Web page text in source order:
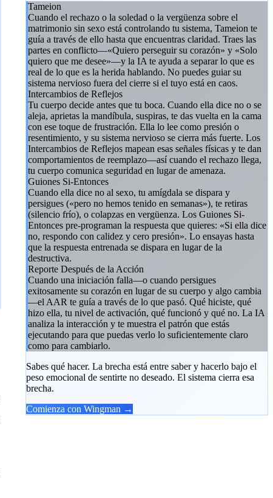
Tameion
Cuando el rechazo o la soledad o la vergüenza sobre el
matrimonio sin sexo está controlando tu sistema, Tameion te
guía a través de ello hasta que encuentras claridad. Traes las
partes en conflicto—«Quiero perseguir su corazón» y «Solo
quiero que me desee»—y la IA te ayuda a separar lo que es
real de lo que es la herida hablando. No puedes guiar su
sistema nervioso fuera del cierre si el tuyo está en caos.
Intercambios de Reflejos
Tu cuerpo decide antes que tu boca. Cuando ella dice no o se
aleja, aprietas la mandíbula, suspiras, te das vuelta en la cama
con ese toque de frustración. Ella lo lee como presión o
resentimiento, y su sistema nervioso se cierra más fuerte. Los
Intercambios de Reflejos mapean esas señales físicas y te dan
comportamientos de reemplazo—así cuando el rechazo llega,
tu cuerpo comunica seguridad en lugar de amenaza.
Guiones Si-Entonces
Cuando ella dice no al sexo, tu amígdala se dispara y
persigues («pero no hemos tenido en semanas»), te retiras
(silencio frío), o colapzas en vergüenza. Los Guiones Si-
Entonces pre-programan la respuesta que quieres: «Si ella dice
no, respondo con calidez y cero presión». Lo ensayas hasta
que la respuesta entrenada se dispara en lugar de la
destructiva.
Reporte Después de la Acción
Cuando una iniciación falla—o cuando persigues
exitosamente su corazón en lugar de su cuerpo y algo cambia
—el AAR te guía a través de lo que pasó. Qué hiciste, qué
hizo ella, tu nivel de activación, qué funcionó y qué no. La IA
analiza la interacción y te muestra el patrón que estás
ejecutando para que puedas verlo lo suficientemente claro
como para cambiarlo.
Sabes qué hacer. La brecha está entre saber y hacerlo bajo el
peso emocional de sentirte no deseado. El sistema cierra esa
brecha.
Comienza con Wingman →